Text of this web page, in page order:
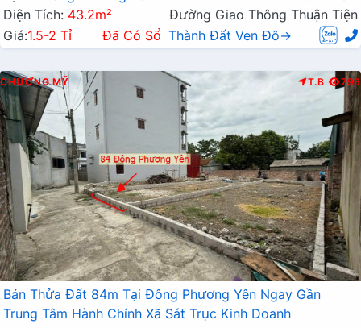
Diện Tích: 43.2m²
Đường Giao Thông Thuận Tiện
Giá:1.5-2 Tỉ Đã Có Sổ Thành Đất Ven Đô→
CHƯƠNG MỸ T.B 796
Bán Thửa Đất 84m Tại Đông Phương Yên Ngay Gần
Trung Tâm Hành Chính Xã Sát Trục Kinh Doanh